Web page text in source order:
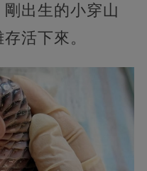
出生的小穿山
活下來。